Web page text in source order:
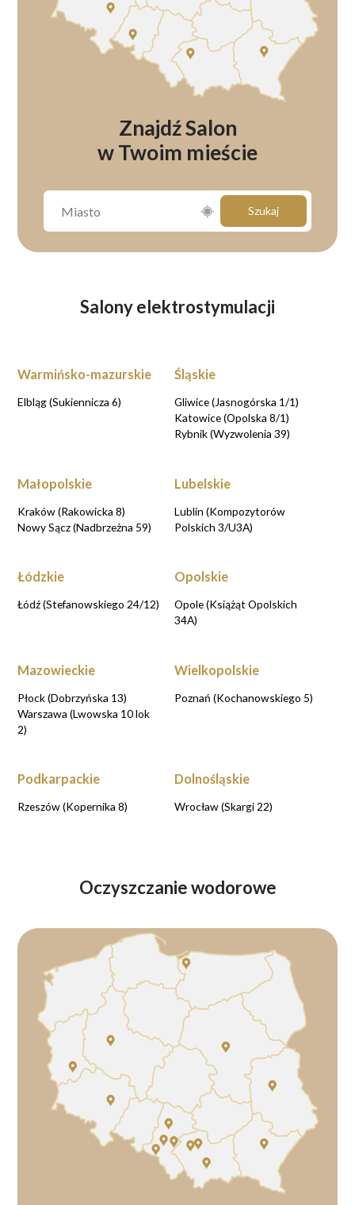
Znajdź Salon
w Twoim mieście
Szukaj
Salony elektrostymulacji
Warmińsko-mazurskie
Elbląg (Sukiennicza 6)
Śląskie
Gliwice (Jasnogórska 1/1)
Katowice (Opolska 8/1)
Rybnik (Wyzwolenia 39)
Małopolskie
Kraków (Rakowicka 8)
Nowy Sącz (Nadbrzeżna 59)
Lubelskie
Lublin (Kompozytorów
Polskich 3/U3A)
Łódzkie
Łódź (Stefanowskiego 24/12)
Opolskie
Opole (Książąt Opolskich
34A)
Mazowieckie
Płock (Dobrzyńska 13)
Warszawa (Lwowska 10 lok
2)
Wielkopolskie
Poznań (Kochanowskiego 5)
Podkarpackie
Rzeszów (Kopernika 8)
Dolnośląskie
Wrocław (Skargi 22)
Oczyszczanie wodorowe